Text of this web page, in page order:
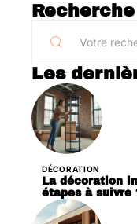
Recherche
Les
DÉCORATION
La décoration
étapes à suivre